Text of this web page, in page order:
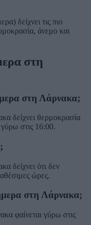
δείχνει τις πιο
άνεμο και
στη
στη Λάρνακα;
δείχνει θερμοκρασία
στις 16:00.
δείχνει ότι δεν
ώρες.
στη Λάρνακα;
φαίνεται γύρω στις